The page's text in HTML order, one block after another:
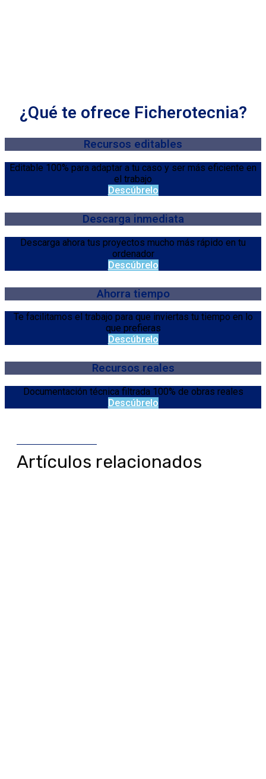
¿Qué te ofrece Ficherotecnia?
Recursos editables
Editable 100% para adaptar a tu caso y ser más eficiente en
el trabajo
Descúbrelo
Descarga inmediata
Descarga ahora tus proyectos mucho más rápido en tu
ordenador
Descúbrelo
Ahorra tiempo
Te facilitamos el trabajo para que inviertas tu tiempo en lo
que prefieras
Descúbrelo
Recursos reales
Documentación técnica filtrada 100% de obras reales
Descúbrelo
Artículos relacionados